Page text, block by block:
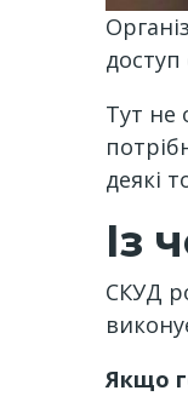
Тут не
деякі
Із
СКУД
Якщо